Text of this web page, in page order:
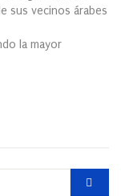
sus vecinos árabes
la mayor